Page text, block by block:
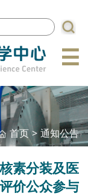
☰
首页 > 通知公告
素分装及医
价公众参与